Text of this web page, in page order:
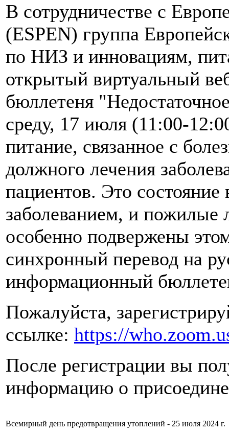
В сотрудничестве с
(ESPEN) группа
по НИЗ и инновациям,
открытый виртуальный
бюллетеня
среду, 17 июля (11:00-
питание, связанное с
должного лечения
пациентов. Это
заболеванием, и
особенно подвержены
синхронный перевод на
информационный
Пожалуйста,
ссылке: https://
После регистрации вы
информацию о
Всемирный день предотвращения утоплений - 25 июля 2024 г.